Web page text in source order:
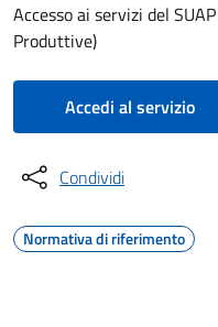
Accesso ai servizi del
Produttive)
Accedi al servizio
Condividi
Normativa di riferimento